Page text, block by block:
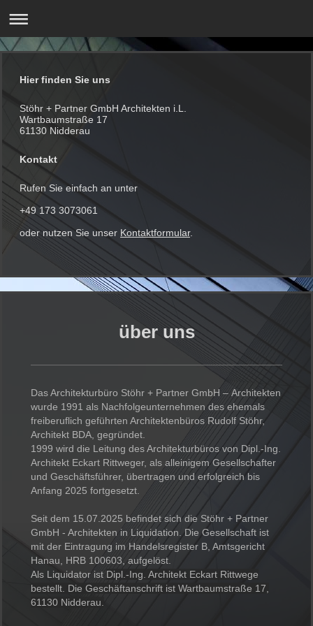
Hier finden Sie uns
Stöhr + Partner GmbH Architekten i.L.
Wartbaumstraße 17
61130 Nidderau
Kontakt
Rufen Sie einfach an unter
+49 173 3073061
oder nutzen Sie unser Kontaktformular.
über uns
Das Architekturbüro Stöhr + Partner GmbH – Architekten
wurde 1991 als Nachfolgeunternehmen des ehemals
freiberuflich geführten Architektenbüros Rudolf Stöhr,
Architekt BDA, gegründet.
1999 wird die Leitung des Architekturbüros von Dipl.-Ing.
Architekt Eckart Rittweger, als alleinigem Gesellschafter
und Geschäftsführer, übertragen und erfolgreich bis
Anfang 2025 fortgesetzt.
Seit dem 15.07.2025 befindet sich die Stöhr + Partner
GmbH - Architekten in Liquidation. Die Gesellschaft ist
mit der Eintragung im Handelsregister B, Amtsgericht
Hanau, HRB 100603, aufgelöst.
Als Liquidator ist Dipl.-Ing. Architekt Eckart Rittwege
bestellt. Die Geschäftanschrift ist Wartbaumstraße 17,
61130 Nidderau.